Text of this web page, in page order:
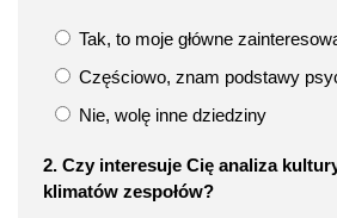
Tak, to moje główne
Częściowo, znam podstawy
Nie, wolę inne dziedziny
2. Czy interesuje Cię analiza
klimatów zespołów?